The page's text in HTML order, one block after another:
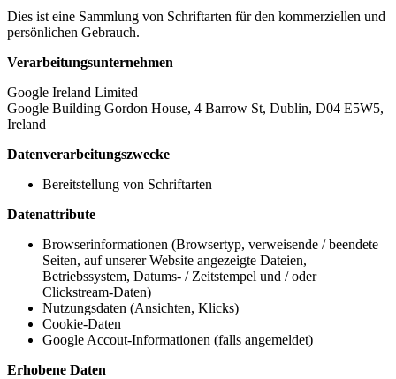
Dies ist eine Sammlung von Schriftarten für den kommerziellen und
persönlichen Gebrauch.
Verarbeitungsunternehmen
Google Ireland Limited
Google Building Gordon House, 4 Barrow St, Dublin, D04 E5W5,
Ireland
Datenverarbeitungszwecke
Bereitstellung von Schriftarten
Datenattribute
Browserinformationen (Browsertyp, verweisende / beendete
Seiten, auf unserer Website angezeigte Dateien,
Betriebssystem, Datums- / Zeitstempel und / oder
Clickstream-Daten)
Nutzungsdaten (Ansichten, Klicks)
Cookie-Daten
Google Accout-Informationen (falls angemeldet)
Erhobene Daten